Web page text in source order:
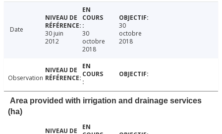
Date
30 juin
2012
30
octobre
2018
30
octobre
2018
Observation
Area provided with irrigation and drainage services
(ha)